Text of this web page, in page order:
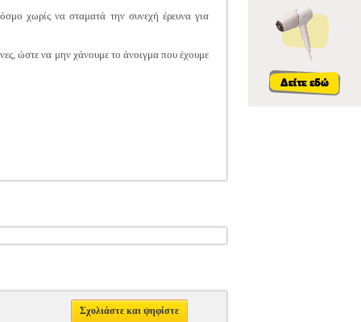
χωρίς να σταματά την συνεχή έρευνα για
ώστε να μην χάνουμε το άνοιγμα που έχουμε
Σχολιάστε και ψηφίστε